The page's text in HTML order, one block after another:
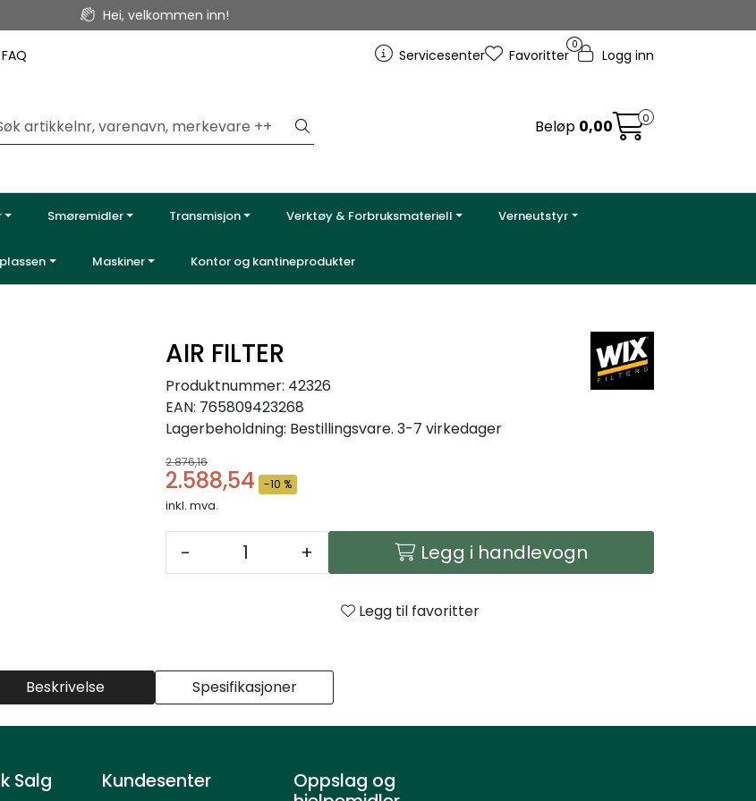
Hei, velkommen inn!
FAQ Servicesenter
0
Favoritter Logg inn
Beløp 0,00 0
Smøremidler Transmisjon Verktøy & Forbruksmateriell Verneutstyr
Maskiner Kontor og kantineprodukter
AIR FILTER
Produktnummer: 42326
EAN: 765809423268
Lagerbeholdning: Bestillingsvare. 3-7 virkedager
2.876,16
2.588,54 -10 %
inkl. mva.
- + Legg i handlevogn
Legg til favoritter
Beskrivelse Spesifikasjoner
Salg Kundesenter
Oppslag og